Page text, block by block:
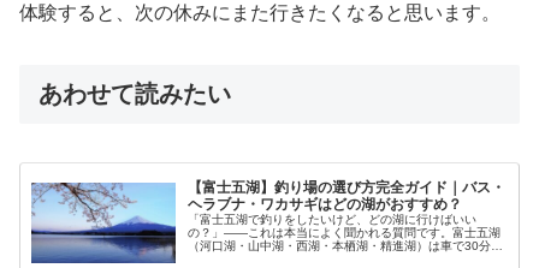
体験すると、次の休みにまた行きたくなると思います。
あわせて読みたい
【富士五湖】釣り場の選び方完全ガイド｜バス・
ヘラブナ・ワカサギはどの湖がおすすめ？
「富士五湖で釣りをしたいけど、どの湖に行けばいい
の？」——これは本当によく聞かれる質問です。富士五湖
（河口湖・山中湖・西湖・本栖湖・精進湖）は車で30分圏